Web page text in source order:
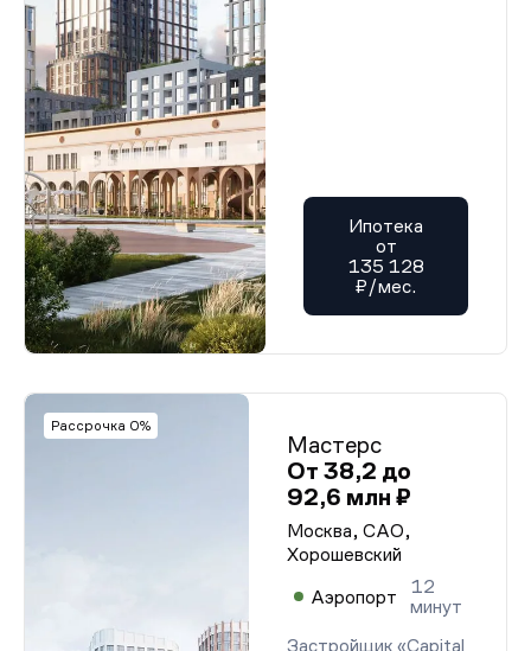
Ипотека
от
135 128
₽/мес.
Рассрочка 0%
Мастерс
От 38,2 до
92,6 млн ₽
Москва, САО,
Хорошевский
Аэропорт
12
минут
Застройщик «Capital